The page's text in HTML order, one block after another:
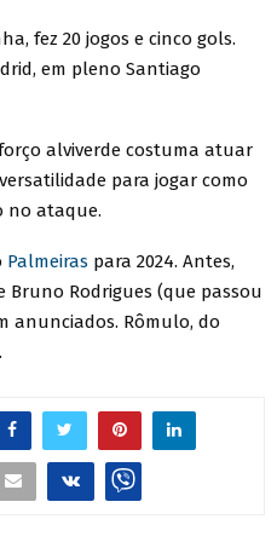
fez 20 jogos e cinco gols.
em pleno Santiago
alviverde costuma atuar
para jogar como
no ataque.
Palmeiras para 2024. Antes,
Bruno Rodrigues (que passou
anunciados. Rômulo, do